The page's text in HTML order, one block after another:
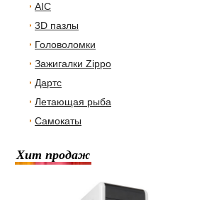
AIC
3D пазлы
Головоломки
Зажигалки Zippo
Дартс
Летающая рыба
Самокаты
Хит продаж